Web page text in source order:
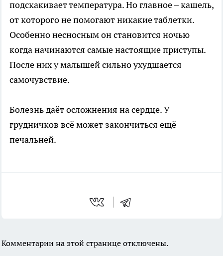
подскакивает температура. Но главное – кашель,
от которого не помогают никакие таблетки.
Особенно несносным он становится ночью
когда начинаются самые настоящие приступы.
После них у малышей сильно ухудшается
самочувствие.
Болезнь даёт осложнения на сердце. У
грудничков всё может закончиться ещё
печальней.
Комментарии на этой странице отключены.